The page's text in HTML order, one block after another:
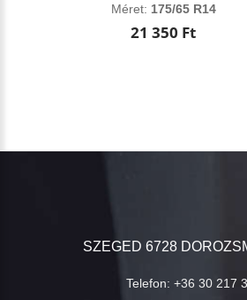
Méret: 175/65 R14
21 350 Ft
SZEGED 6728
Telefon: +36 30 217